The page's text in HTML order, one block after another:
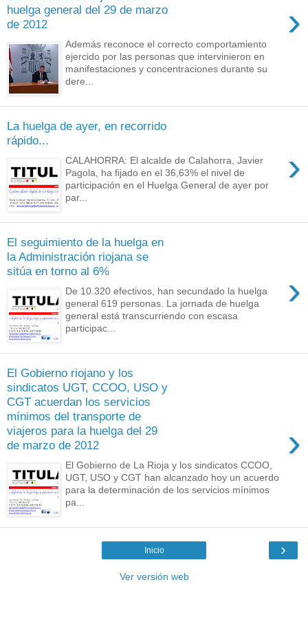
huelga general del 29 de marzo
de 2012
›
Además reconoce el correcto comportamiento
ejercido por las personas que intervinieron en
manifestaciones y concentraciones durante su
dere...
La huelga de ayer, en recorrido
rápido...
›
CALAHORRA: El alcalde de Calahorra, Javier
Pagola, ha fijado en el 36,63% el nivel de
participación en el Huelga General de ayer por
par...
El seguimiento de la huelga en
la Administración riojana se
sitúa en torno al 6%
›
De 10.320 efectivos, han secundado la huelga
general 619 personas. La jornada de huelga
general está transcurriendo con escasa
participac...
El Gobierno riojano y los
sindicatos UGT, CCOO, USO y
CGT acuerdan los servicios
mínimos del transporte de
viajeros para la huelga del 29
de marzo de 2012
›
El Gobierno de La Rioja y los sindicatos CCOO,
UGT, USO y CGT han alcanzado hoy un acuerdo
para la determinación de los servicios mínimos
pa...
›
Inicio
Ver versión web